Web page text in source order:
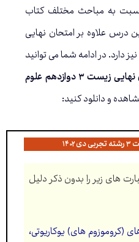
به مباحث مختلف کتاب
علاوه بر امتحان نهایی
دارد. در ادامه شما می توانید
سوالات امتحان نهایی زیست ۳ دوازدهم علوم
و دانلود کنید:
های زير را بدون ذكر دلیل
(كروموزوم های) يوكاريوتی،